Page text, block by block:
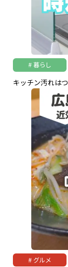
暮らし
キッチン汚れは
グルメ